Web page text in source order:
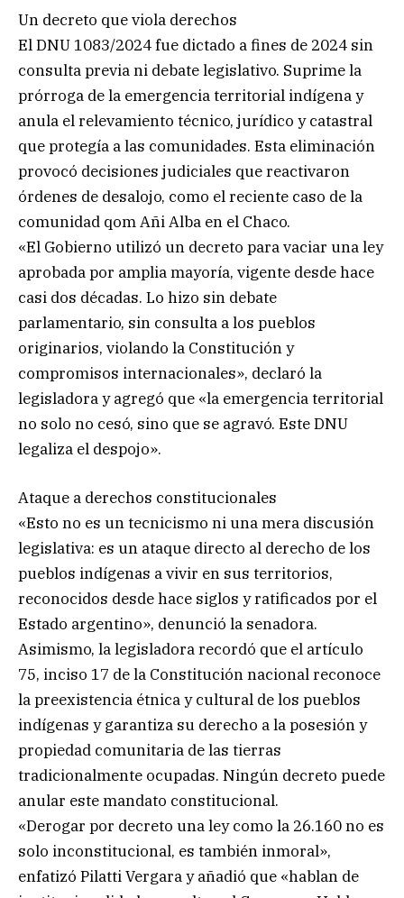
Un decreto que viola derechos
El DNU 1083/2024 fue dictado a fines de 2024 sin
consulta previa ni debate legislativo. Suprime la
prórroga de la emergencia territorial indígena y
anula el relevamiento técnico, jurídico y catastral
que protegía a las comunidades. Esta eliminación
provocó decisiones judiciales que reactivaron
órdenes de desalojo, como el reciente caso de la
comunidad qom Añi Alba en el Chaco.
«El Gobierno utilizó un decreto para vaciar una ley
aprobada por amplia mayoría, vigente desde hace
casi dos décadas. Lo hizo sin debate
parlamentario, sin consulta a los pueblos
originarios, violando la Constitución y
compromisos internacionales», declaró la
legisladora y agregó que «la emergencia territorial
no solo no cesó, sino que se agravó. Este DNU
legaliza el despojo».
Ataque a derechos constitucionales
«Esto no es un tecnicismo ni una mera discusión
legislativa: es un ataque directo al derecho de los
pueblos indígenas a vivir en sus territorios,
reconocidos desde hace siglos y ratificados por el
Estado argentino», denunció la senadora.
Asimismo, la legisladora recordó que el artículo
75, inciso 17 de la Constitución nacional reconoce
la preexistencia étnica y cultural de los pueblos
indígenas y garantiza su derecho a la posesión y
propiedad comunitaria de las tierras
tradicionalmente ocupadas. Ningún decreto puede
anular este mandato constitucional.
«Derogar por decreto una ley como la 26.160 no es
solo inconstitucional, es también inmoral»,
enfatizó Pilatti Vergara y añadió que «hablan de